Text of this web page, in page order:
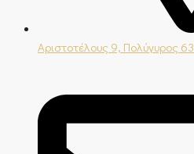
Αριστοτέλους 9, Πολύγυρος